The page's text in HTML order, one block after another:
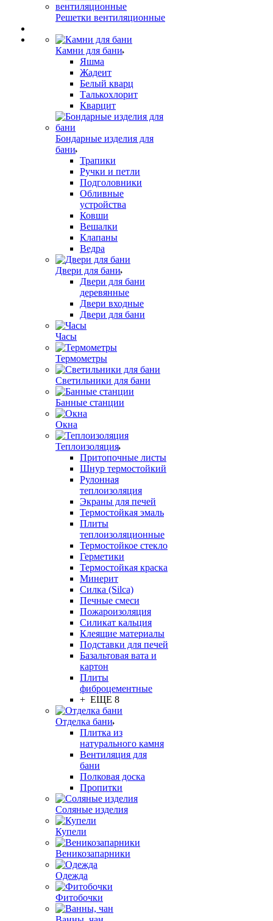
Решетки вентиляционные
Камни для бани
Яшма
Жадеит
Белый кварц
Талькохлорит
Кварцит
Бондарные изделия для
бани
Трапики
Ручки и петли
Подголовники
Обливные
устройства
Ковши
Вешалки
Клапаны
Ведра
Двери для бани
Двери для бани
деревянные
Двери входные
Двери для бани
Часы
Термометры
Светильники для бани
Банные станции
Окна
Теплоизоляция
Притопочные листы
Шнур термостойкий
Рулонная
теплоизоляция
Экраны для печей
Термостойкая эмаль
Плиты
теплоизоляционные
Термостойкое стекло
Герметики
Термостойкая краска
Минерит
Силка (Silca)
Печные смеси
Пожароизоляция
Силикат кальция
Клеящие материалы
Подставки для печей
Базальтовая вата и
картон
Плиты
фиброцементные
+ ЕЩЕ 8
Отделка бани
Плитка из
натурального камня
Вентиляция для
бани
Полковая доска
Пропитки
Соляные изделия
Купели
Веникозапарники
Одежда
Фитобочки